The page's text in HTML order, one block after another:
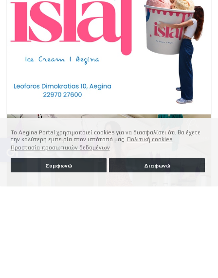
Το Aegina Portal χρησιμοποιεί cookies για να διασφαλίσει ότι θα έχετε
την καλύτερη εμπειρία στον ιστότοπό μας. Πολιτική cookies
Προστασία προσωπικών δεδομένων
Συμφωνώ Διαφωνώ
accessible